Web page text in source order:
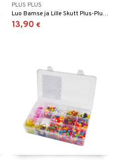
PLUS PLUS
Luo Bamse ja Lille Skutt Plus-Plus-palikoilla.
13,90 €